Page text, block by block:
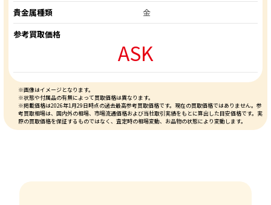
貴金属種類
金
参考買取価格
ASK
※画像はイメージとなります。
※状態や付属品の有無によって買取価格は異なります。
※掲載価格は2026年1月29日時点の過去最高参考買取価格です。現在の買取価格ではありません。参
考買取相場は、国内外の相場、市場流通価格および当社取引実績をもとに算出した目安価格です。実
際の買取価格を保証するものではなく、査定時の相場変動、お品物の状態により変動します。